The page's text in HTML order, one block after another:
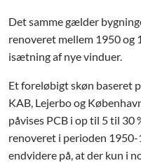
Det samme gælder
renoveret mellem 1950 og
isætning af nye vinduer.
Et foreløbigt skøn baseret
KAB, Lejerbo og
påvises PCB i op til 5 til 30
renoveret i perioden
endvidere på, at der kun i